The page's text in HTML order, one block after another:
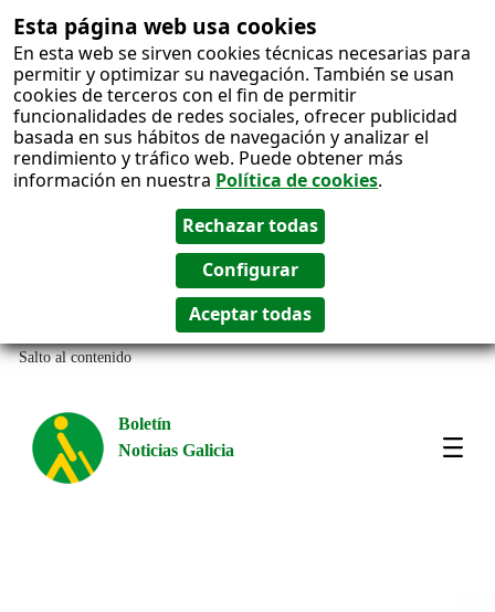
Esta página web usa cookies
En esta web se sirven cookies técnicas necesarias para
permitir y optimizar su navegación. También se usan
cookies de terceros con el fin de permitir
funcionalidades de redes sociales, ofrecer publicidad
basada en sus hábitos de navegación y analizar el
rendimiento y tráfico web. Puede obtener más
información en nuestra Política de cookies.
Salto al contenido
Boletín
Noticias Galicia